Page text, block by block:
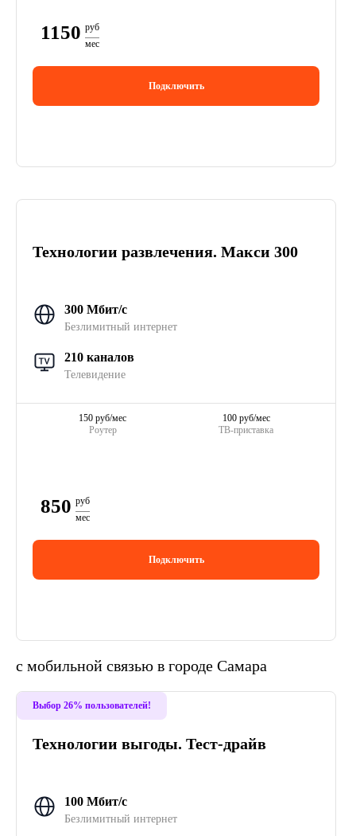
1150 руб
мес
Подключить
Технологии развлечения. Макси 300
300 Мбит/с
Безлимитный интернет
210 каналов
Телевидение
Роутер
150 руб/мес
ТВ-приставка
100 руб/мес
850 руб
мес
Подключить
с мобильной связью в городе Самара
Выбор 26% пользователей!
Технологии выгоды. Тест-драйв
100 Мбит/с
Безлимитный интернет